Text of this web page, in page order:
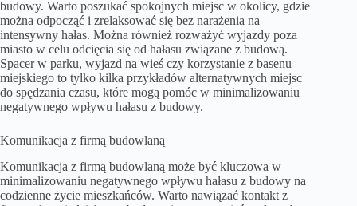
budowy. Warto poszukać spokojnych miejsc w okolicy, gdzie
można odpocząć i zrelaksować się bez narażenia na
intensywny hałas. Można również rozważyć wyjazdy poza
miasto w celu odcięcia się od hałasu związane z budową.
Spacer w parku, wyjazd na wieś czy korzystanie z basenu
miejskiego to tylko kilka przykładów alternatywnych miejsc
do spędzania czasu, które mogą pomóc w minimalizowaniu
negatywnego wpływu hałasu z budowy.
Komunikacja z firmą budowlaną
Komunikacja z firmą budowlaną może być kluczowa w
minimalizowaniu negatywnego wpływu hałasu z budowy na
codzienne życie mieszkańców. Warto nawiązać kontakt z